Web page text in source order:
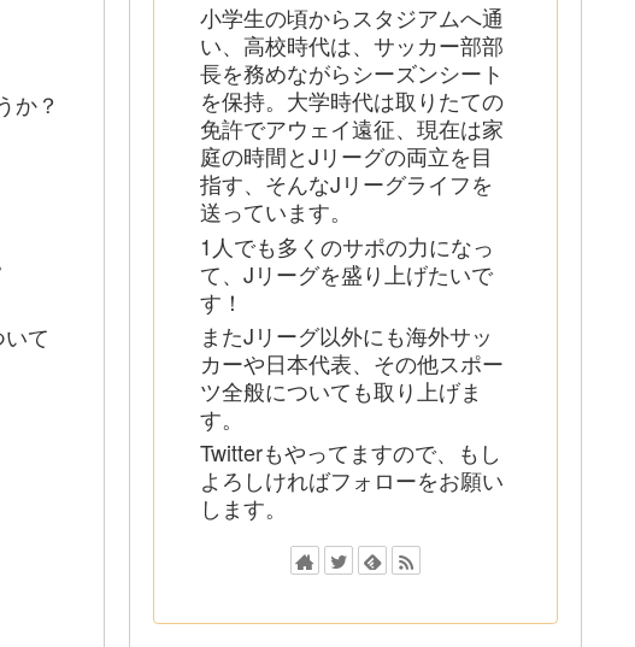
か？
て
小学生の頃からスタジアムへ通
い、高校時代は、サッカー部部
長を務めながらシーズンシート
を保持。大学時代は取りたての
免許でアウェイ遠征、現在は家
庭の時間とJリーグの両立を目
指す、そんなJリーグライフを
送っています。
1人でも多くのサポの力になっ
て、Jリーグを盛り上げたいで
す！
またJリーグ以外にも海外サッ
カーや日本代表、その他スポー
ツ全般についても取り上げま
す。
Twitterもやってますので、もし
よろしければフォローをお願い
します。